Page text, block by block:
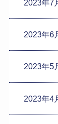
2023年7
2023年6
2023年5
2023年4